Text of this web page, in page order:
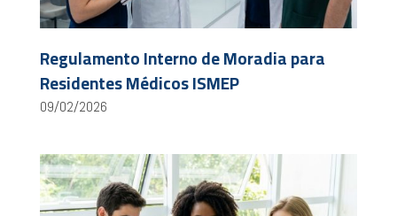
Regulamento Interno de Moradia para
Residentes Médicos ISMEP
09/02/2026